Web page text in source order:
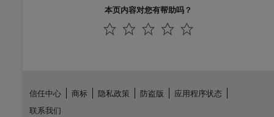
本页内容对您有帮助吗？
信任中心 商标 隐私政策 防盗版
应用程序状态
联系我们